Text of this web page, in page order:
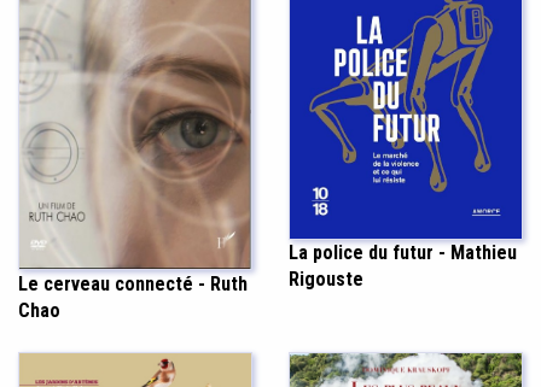
Le cerveau connecté - Ruth
Chao
La police du futur - Mathieu
Rigouste